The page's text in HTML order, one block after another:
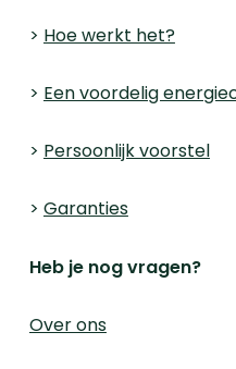
> Hoe werkt het?
> Een voordelig
> Persoonlijk voorstel
> Garanties
Heb je nog vragen?
Over ons